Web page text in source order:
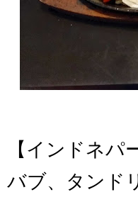
【インドネ
バブ、タンド